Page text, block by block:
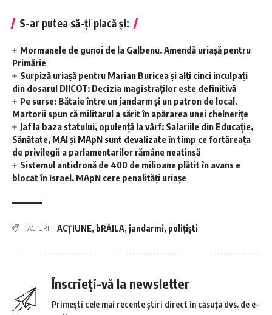
S-ar putea să-ți placă și:
Mormanele de gunoi de la Galbenu. Amendă uriașă pentru
Primărie
Surpiză uriașă pentru Marian Buricea și alți cinci inculpați
din dosarul DIICOT: Decizia magistraților este definitivă
Pe surse: Bătaie între un jandarm și un patron de local.
Martorii spun că militarul a sărit în apărarea unei chelnerițe
Jaf la baza statului, opulență la vârf: Salariile din Educație,
Sănătate, MAI și MApN sunt devalizate în timp ce fortăreața
de privilegii a parlamentarilor rămâne neatinsă
Sistemul antidronă de 400 de milioane plătit în avans e
blocat în Israel. MApN cere penalități uriașe
TAG-URI: ACȚIUNE, bRĂILA, jandarmi, polițiști
Înscrieți-vă la newsletter
Primești cele mai recente știri direct în căsuța dvs. de e-